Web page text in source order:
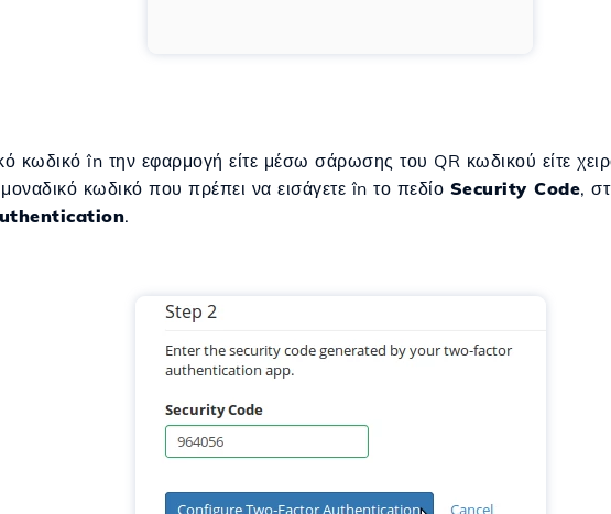
κωδικό în την εφαρμογή είτε μέσω σάρωσης του QR κωδικού είτε
κωδικό που πρέπει να εισάγετε în το πεδίο Security Code,
.